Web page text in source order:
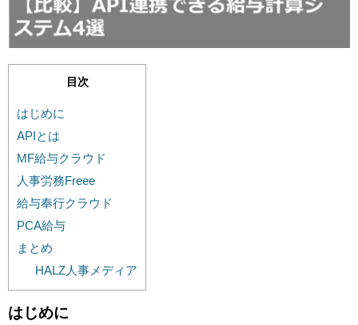
目次
はじめに
APIとは
MF給与クラウド
人事労務Freee
給与奉行クラウド
PCA給与
まとめ
HALZ人事メディア
はじめに